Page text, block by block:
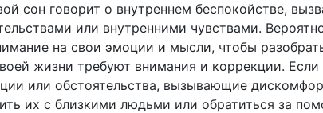
сон говорит о внутреннем беспокойстве,
или внутренними чувствами.
на свои эмоции и мысли, чтобы
жизни требуют внимания и коррекции. Если
или обстоятельства, вызывающие
их с близкими людьми или обратиться за